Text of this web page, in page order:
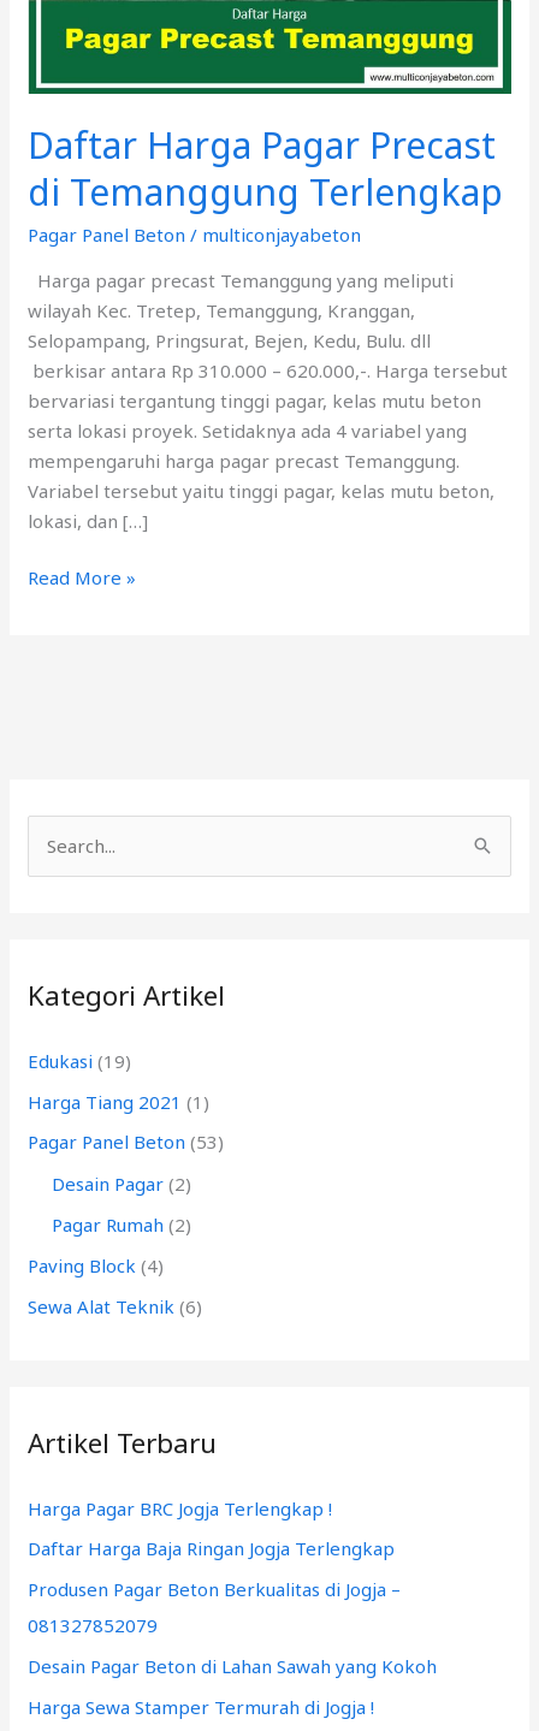
Daftar Harga Pagar Precast
di Temanggung Terlengkap
Pagar Panel Beton / multiconjayabeton
Harga pagar precast Temanggung yang meliputi
wilayah Kec. Tretep, Temanggung, Kranggan,
Selopampang, Pringsurat, Bejen, Kedu, Bulu. dll
berkisar antara Rp 310.000 – 620.000,-. Harga tersebut
bervariasi tergantung tinggi pagar, kelas mutu beton
serta lokasi proyek. Setidaknya ada 4 variabel yang
mempengaruhi harga pagar precast Temanggung.
Variabel tersebut yaitu tinggi pagar, kelas mutu beton,
lokasi, dan […]
Read More »
u
t
u
k
Kategori Artikel
Edukasi (19)
Harga Tiang 2021 (1)
Pagar Panel Beton (53)
Desain Pagar (2)
Pagar Rumah (2)
Paving Block (4)
Sewa Alat Teknik (6)
Artikel Terbaru
Harga Pagar BRC Jogja Terlengkap !
Daftar Harga Baja Ringan Jogja Terlengkap
Produsen Pagar Beton Berkualitas di Jogja –
081327852079
Desain Pagar Beton di Lahan Sawah yang Kokoh
Harga Sewa Stamper Termurah di Jogja !